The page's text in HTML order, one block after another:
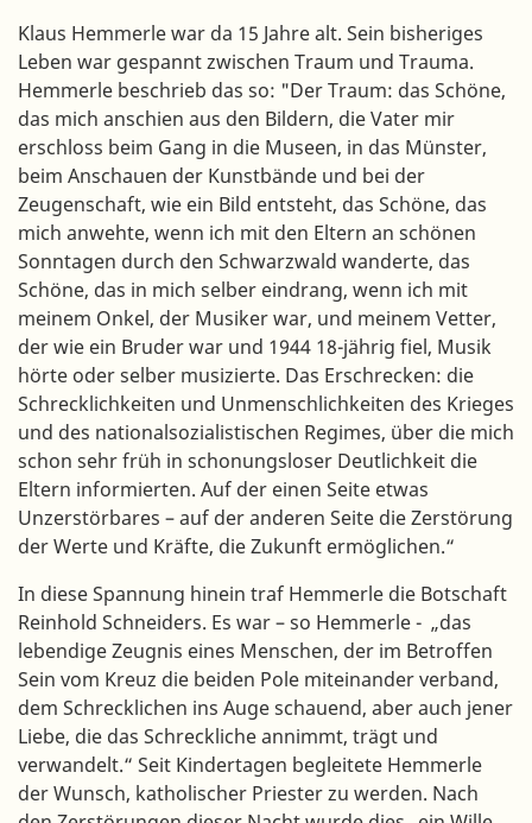
Klaus Hemmerle war da 15 Jahre alt. Sein bisheriges
Leben war gespannt zwischen Traum und Trauma.
Hemmerle beschrieb das so: "Der Traum: das Schöne,
das mich anschien aus den Bildern, die Vater mir
erschloss beim Gang in die Museen, in das Münster,
beim Anschauen der Kunstbände und bei der
Zeugenschaft, wie ein Bild entsteht, das Schöne, das
mich anwehte, wenn ich mit den Eltern an schönen
Sonntagen durch den Schwarzwald wanderte, das
Schöne, das in mich selber eindrang, wenn ich mit
meinem Onkel, der Musiker war, und meinem Vetter,
der wie ein Bruder war und 1944 18-jährig fiel, Musik
hörte oder selber musizierte. Das Erschrecken: die
Schrecklichkeiten und Unmenschlichkeiten des Krieges
und des nationalsozialistischen Regimes, über die mich
schon sehr früh in schonungsloser Deutlichkeit die
Eltern informierten. Auf der einen Seite etwas
Unzerstörbares – auf der anderen Seite die Zerstörung
der Werte und Kräfte, die Zukunft ermöglichen.“
In diese Spannung hinein traf Hemmerle die Botschaft
Reinhold Schneiders. Es war – so Hemmerle - „das
lebendige Zeugnis eines Menschen, der im Betroffen
Sein vom Kreuz die beiden Pole miteinander verband,
dem Schrecklichen ins Auge schauend, aber auch jener
Liebe, die das Schreckliche annimmt, trägt und
verwandelt.“ Seit Kindertagen begleitete Hemmerle
der Wunsch, katholischer Priester zu werden. Nach